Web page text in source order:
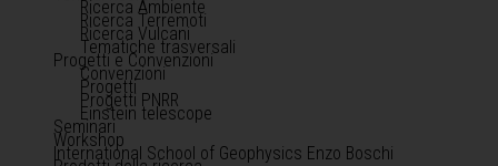
Ricerca Ambiente
Ricerca Terremoti
Ricerca Vulcani
Tematiche trasversali
Progetti e Convenzioni
Convenzioni
Progetti
Progetti PNRR
Einstein telescope
Seminari
Workshop
International School of Geophysics Enzo Boschi